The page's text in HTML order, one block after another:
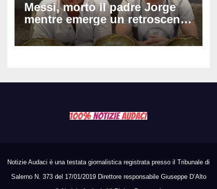
Messi, morto il padre Jorge
mentre emerge un retroscena
choc: le minacce di morte al
fuoriclasse durante i Mondiali
Notizie Audaci è una testata giornalistica registrata presso il Tribunale di
Salerno N. 373 del 17/01/2019 Direttore responsabile Giuseppe D’Alto